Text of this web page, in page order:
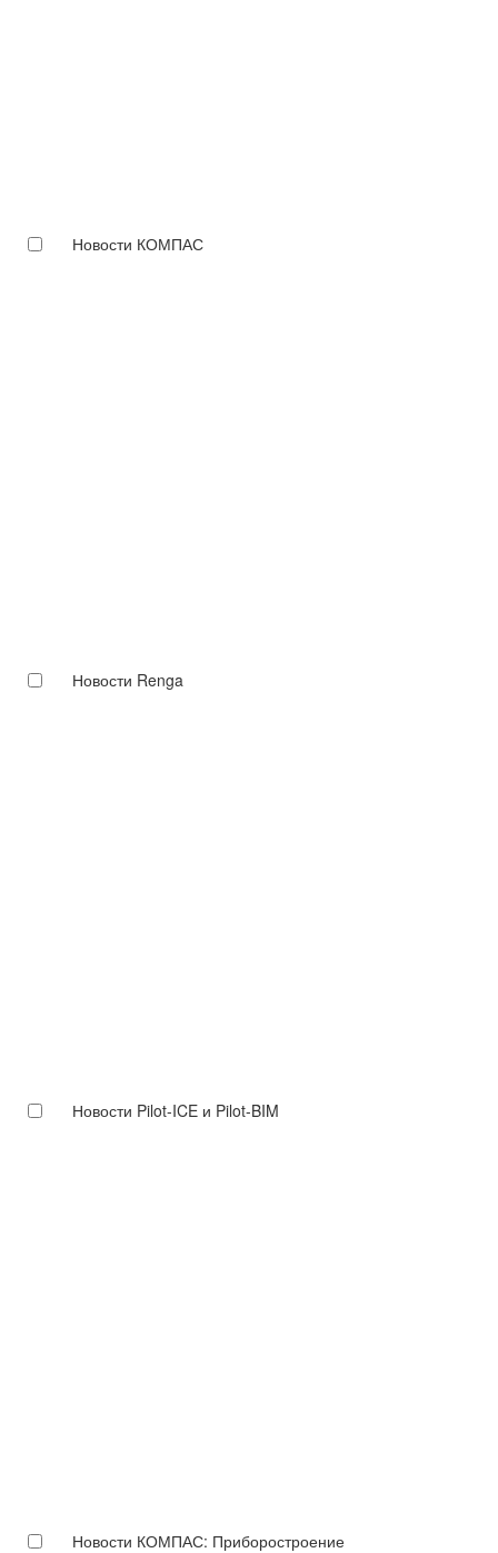
Новости КОМПАС
Новости Renga
Новости Pilot-ICE и Pilot-BIM
Новости КОМПАС: Приборостроение